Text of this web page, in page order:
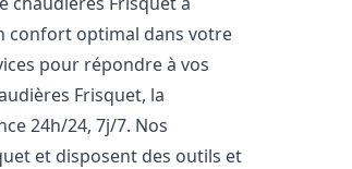
confort optimal dans votre
pour répondre à vos
Frisquet, la
24h/24, 7j/7. Nos
et disposent des outils et